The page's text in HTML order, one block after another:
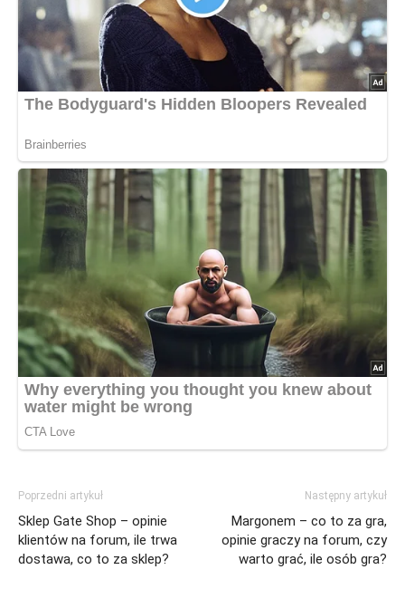
Poprzedni artykuł
Sklep Gate Shop – opinie
klientów na forum, ile trwa
dostawa, co to za sklep?
Następny artykuł
Margonem – co to za gra,
opinie graczy na forum, czy
warto grać, ile osób gra?